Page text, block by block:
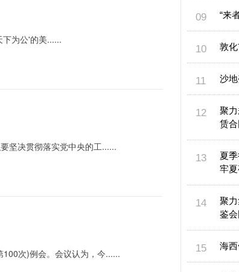
下为公'的美......
坚决贯彻落实党中央的工......
次)例会。会议认为，今......
“来
敦
沙
聚
赁
夏
牢
聚
鉴
海